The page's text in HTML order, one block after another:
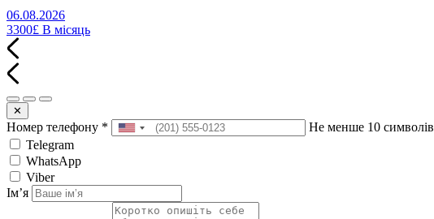
06.08.2026
3300£ В місяць
✕
Номер телефону *
Не менше 10 символів
Telegram
WhatsApp
Viber
Імʼя